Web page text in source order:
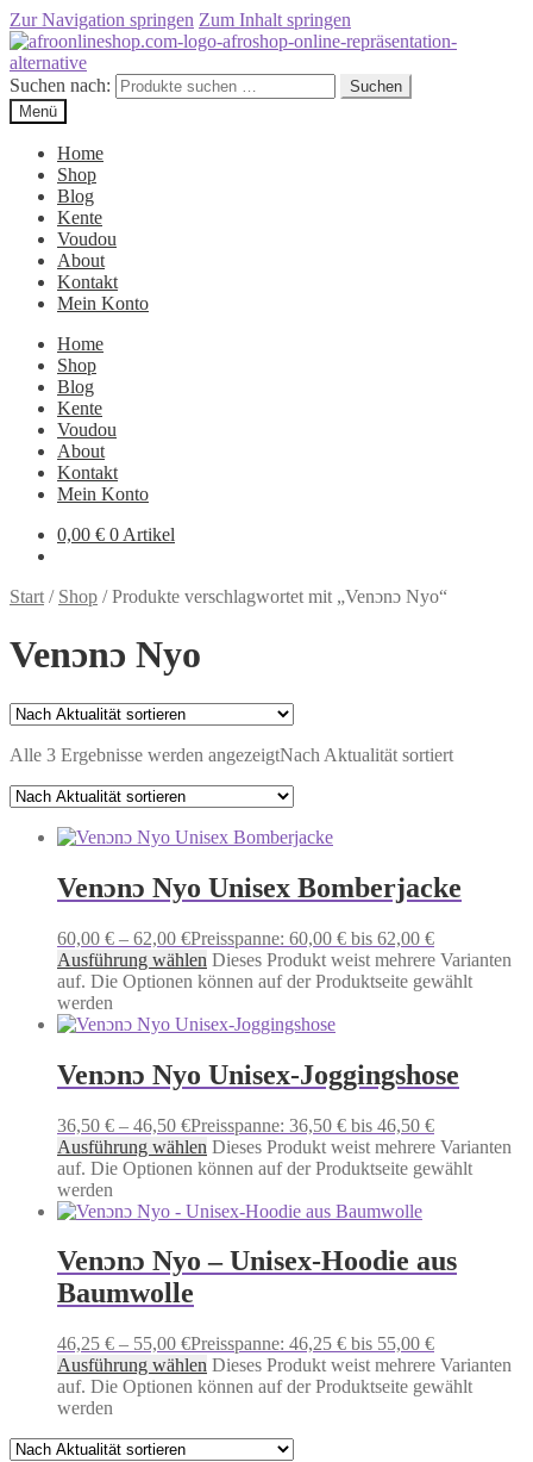
Zur Navigation springen Zum Inhalt springen
Suchen nach:
Suchen
Menü
Home
Shop
Blog
Kente
Voudou
About
Kontakt
Mein Konto
Home
Shop
Blog
Kente
Voudou
About
Kontakt
Mein Konto
0,00 € 0 Artikel
Start / Shop /Produkte verschlagwortet mit „Venɔnɔ Nyo“
Venɔnɔ Nyo
Alle 3 Ergebnisse werden angezeigtNach Aktualität sortiert
Venɔnɔ Nyo Unisex Bomberjacke
60,00 € – 62,00 €Preisspanne: 60,00 € bis 62,00 €
Ausführung wählen Dieses Produkt weist mehrere Varianten
auf. Die Optionen können auf der Produktseite gewählt
werden
Venɔnɔ Nyo Unisex-Joggingshose
36,50 € – 46,50 €Preisspanne: 36,50 € bis 46,50 €
Ausführung wählen Dieses Produkt weist mehrere Varianten
auf. Die Optionen können auf der Produktseite gewählt
werden
Venɔnɔ Nyo – Unisex-Hoodie aus
Baumwolle
46,25 € – 55,00 €Preisspanne: 46,25 € bis 55,00 €
Ausführung wählen Dieses Produkt weist mehrere Varianten
auf. Die Optionen können auf der Produktseite gewählt
werden